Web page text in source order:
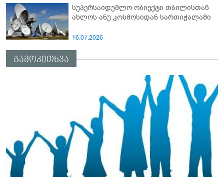
სუპერსაიდუმლო ობიექტი თბილისთან
ახლოს ანუ კოსმოსიდან სართიჭალაში
16.07.2026
გამოკითხვა